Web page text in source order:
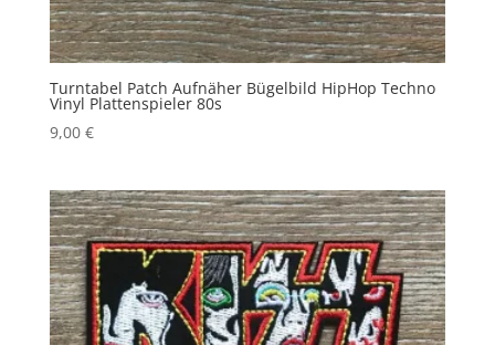
Turntabel Patch Aufnäher Bügelbild HipHop Techno
Vinyl Plattenspieler 80s
9,00 €